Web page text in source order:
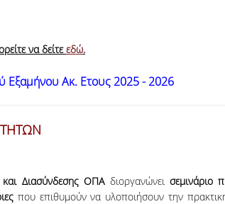
να δείτεεδώ.
Εξαμήνου Ακ. Ετους 2025 - 2026
Διασύνδεσης ΟΠΑδιοργανώνεισεμινάριο
που επιθυμούν να υλοποιήσουν την